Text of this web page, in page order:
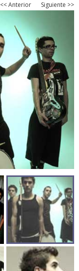
<< Anterior Siguiente >>